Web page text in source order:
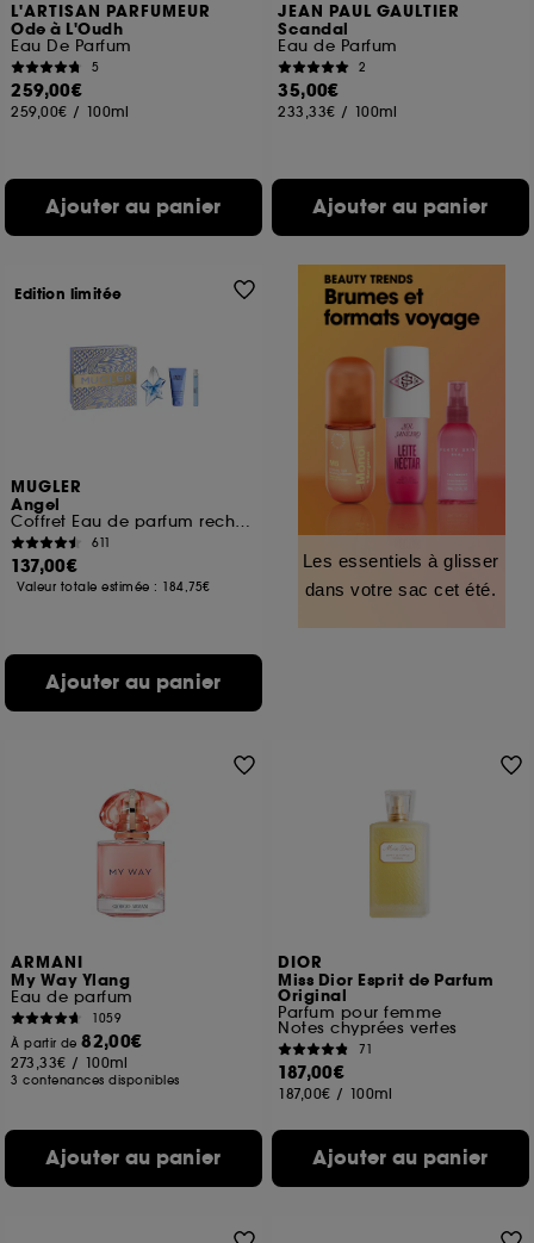
L'ARTISAN PARFUMEUR
Ode à L'Oudh
Eau De Parfum
5
259,00€
259,00€ / 100ml
Ajouter au panier
JEAN PAUL GAULTIER
Scandal
Eau de Parfum
2
35,00€
233,33€ / 100ml
Ajouter au panier
MUGLER
Angel
Coffret Eau de parfum rechargeable pour femme
611
137,00€
Valeur totale estimée : 184,75€
Ajouter au panier
Edition limitée
Les essentiels à glisser
dans votre sac cet été.
ARMANI
My Way Ylang
Eau de parfum
1059
À partir de82,00€
273,33€ / 100ml
3 contenances disponibles
Ajouter au panier
DIOR
Miss Dior Esprit de Parfum
Original
Parfum pour femme
Notes chyprées vertes
71
187,00€
187,00€ / 100ml
Ajouter au panier